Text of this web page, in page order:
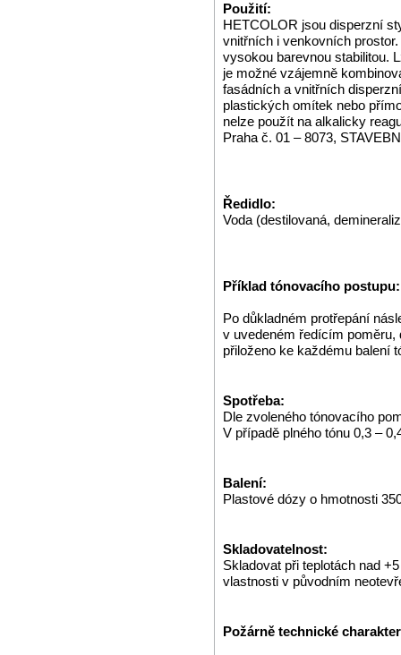
Použití:
HETCOLOR jsou disperzní
vnitřních i venkovních
vysokou barevnou stabilitou.
je možné vzájemně
fasádních a vnitřních
plastických omítek nebo
nelze použít na alkalicky
Praha č. 01 – 8073,
Ředidlo:
Voda (destilovaná,
Příklad tónovacího postupu:
Po důkladném protřepání
v uvedeném ředícím poměru,
přiloženo ke každému balení
Spotřeba:
Dle zvoleného tónovacího
V případě plného tónu 0,3 –
Balení:
Plastové dózy o hmotnosti
Skladovatelnost:
Skladovat při teplotách nad
vlastnosti v původním
Požárně technické